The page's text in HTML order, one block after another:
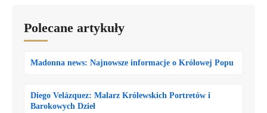
Polecane artykuły
Madonna news: Najnowsze informacje o Królowej Popu
Diego Velázquez: Malarz Królewskich Portretów i
Barokowych Dzieł